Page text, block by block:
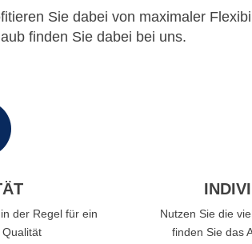
Sie dabei von maximaler
finden Sie dabei bei uns.
der Regel für ein
Nutzen Sie die
finden Sie das